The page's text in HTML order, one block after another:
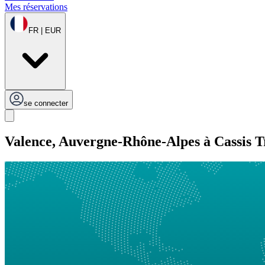
Mes réservations
FR | EUR
se connecter
Valence, Auvergne-Rhône-Alpes à Cassis